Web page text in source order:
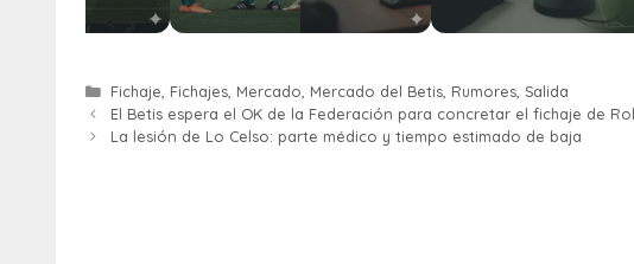
Fichaje, Fichajes, Mercado, Mercado del Betis, Rumores, Salida
El Betis espera el OK de la Federación para concretar el fichaje de
La lesión de Lo Celso: parte médico y tiempo estimado de baja